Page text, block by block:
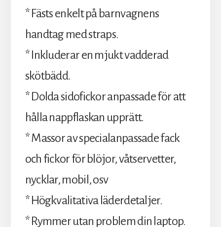
* Fästs enkelt på barnvagnens
handtag med straps.
* Inkluderar en mjukt vadderad
skötbädd.
* Dolda sidofickor anpassade för att
hålla nappflaskan upprätt.
* Massor av specialanpassade fack
och fickor för blöjor, våtservetter,
nycklar, mobil, osv
* Högkvalitativa läderdetaljer.
* Rymmer utan problem din laptop.